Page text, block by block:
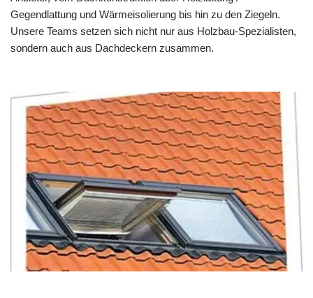
Gegendlattung und Wärmeisolierung bis hin zu den Ziegeln.
Unsere Teams setzen sich nicht nur aus Holzbau-Spezialisten,
sondern auch aus Dachdeckern zusammen.